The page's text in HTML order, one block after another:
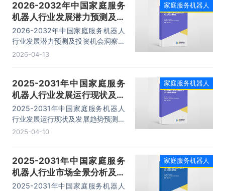
2026-2032年中国家庭服务
机器人行业发展潜力预测及投
资机会洞察报告
2026-2032年中国家庭服务机器人
行业发展潜力预测及投资机会洞察报
告，主要包括市场竞争格局透析、典
测等内容。
2026-04-13
家庭服务机器人
2025-2031年中国家庭服务
机器人行业发展运行现状及发
展趋势预测报告
2025-2031年中国家庭服务机器人
行业发展运行现状及发展趋势预测报
告，主要包括行业主要企业调研分
2025-04-10
家庭服务机器人
2025-2031年中国家庭服务
机器人行业市场全景分析及发
展趋势预测报告
2025-2031年中国家庭服务机器人
家庭服务机器人